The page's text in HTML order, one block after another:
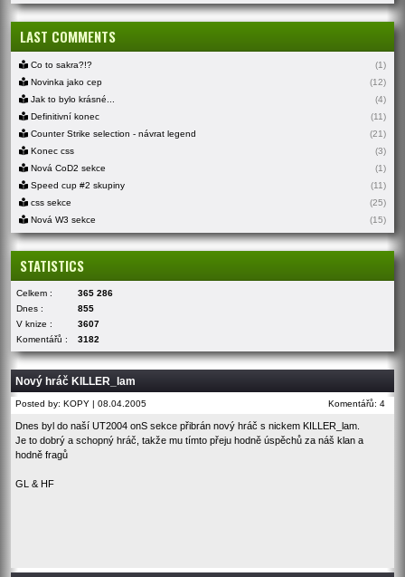
LAST COMMENTS
Co to sakra?!?
(1)
Novinka jako cep
(12)
Jak to bylo krásné...
(4)
Definitivní konec
(11)
Counter Strike selection - návrat legend
(21)
Konec css
(3)
Nová CoD2 sekce
(1)
Speed cup #2 skupiny
(11)
css sekce
(25)
Nová W3 sekce
(15)
STATISTICS
Celkem :
365 286
Dnes :
855
V knize :
3607
Komentářů :
3182
Nový hráč KILLER_lam
Posted by: KOPY | 08.04.2005 Komentářů: 4
Dnes byl do naší UT2004 o­nS sekce přibrán nový hráč s nickem KILLER_lam
Je to dobrý a schopný hráč, takže mu tímto přeju hodně úspěchů za náš klan a
hodně fragů
GL & HF